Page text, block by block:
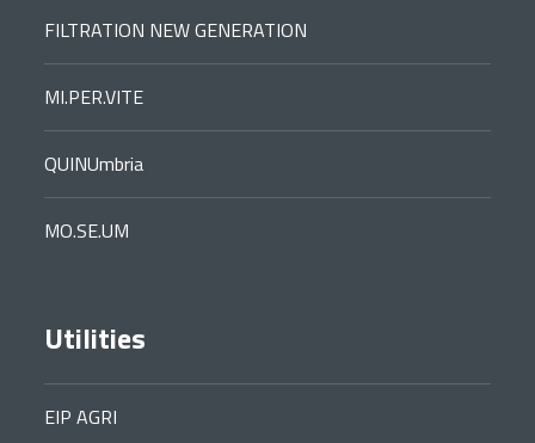
FILTRATION NEW GENERATION
MI.PER.VITE
QUINUmbria
MO.SE.UM
Utilities
EIP AGRI